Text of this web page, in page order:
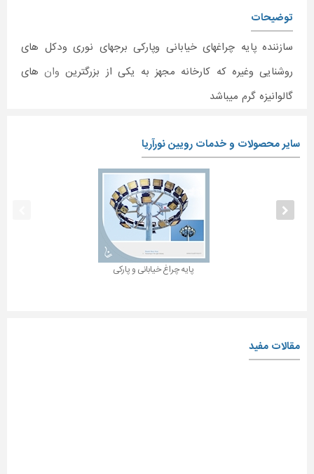
توضیحات
سازننده پایه چراغهای خیابانی وپارکی برجهای نوری ودکل های
روشنایی وغیره که کارخانه مجهز به یکی از بزرگترین وانهای
گالوانیزه گرم میباشد
سایر محصولات و خدمات رویین نورآریا
پایه چراغ خیابانی و پارکی
مقالات مفید